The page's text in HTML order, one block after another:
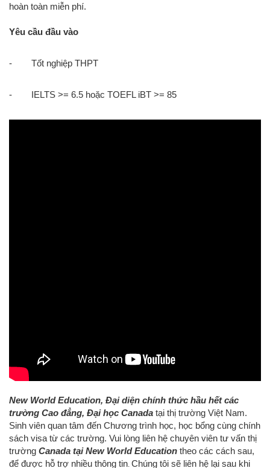
hoàn toàn miễn phí.
Yêu cầu đầu vào
- Tốt nghiệp THPT
- IELTS >= 6.5 hoặc TOEFL iBT >= 85
New World Education, Đại diện chính thức hầu hết các
trường Cao đẳng, Đại học Canada tại thị trường Việt Nam.
Sinh viên quan tâm đến Chương trình học, học bổng cùng chính
sách visa từ các trường. Vui lòng liên hệ chuyên viên tư vấn thị
trường Canada tại New World Education theo các cách sau,
để được hỗ trợ nhiều thông tin. Chúng tôi sẽ liên hệ lại sau khi